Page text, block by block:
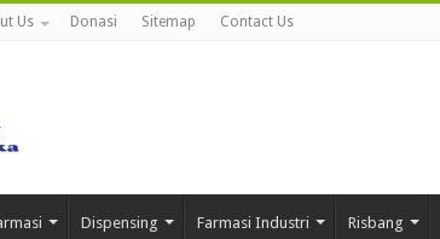
Us Donasi Sitemap Contact Us
Dispensing Farmasi Industri Risbang